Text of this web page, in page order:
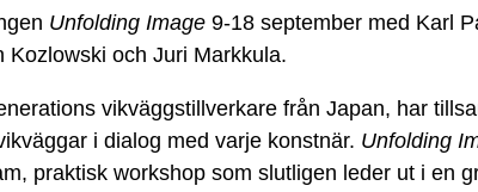
Unfolding Image 9-18 september med Karl
och Juri Markkula.
vikväggstillverkare från Japan, har
i dialog med varje konstnär. Unfolding
praktisk workshop som slutligen leder ut i en